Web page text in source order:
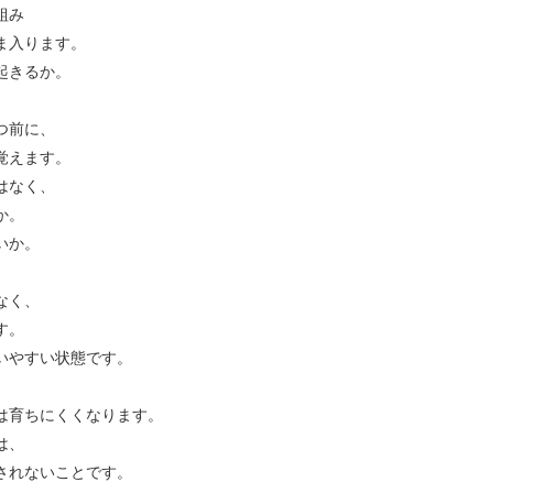
み
ります。
るか。
に、
えます。
く、
。
、
すい状態です。
ちにくくなります。
ないことです。